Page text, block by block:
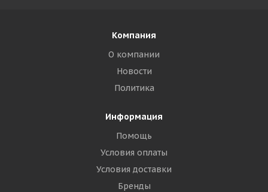
Компания
О компании
Новости
Политика
Информация
Помощь
Условия оплаты
Условия доставки
Бренды